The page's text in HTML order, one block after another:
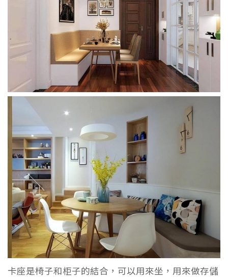
卡座是椅子和柜子的結合，可以用來坐，用來做存儲